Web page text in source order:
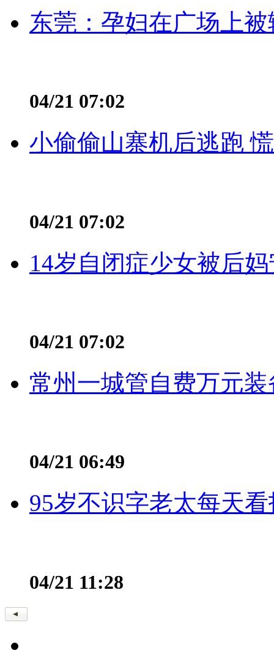
东莞：孕妇在广场上
04/21 07:02
小偷偷山寨机后逃跑
04/21 07:02
14岁自闭症少女被后
04/21 07:02
常州一城管自费万元
04/21 06:49
95岁不识字老太每天
04/21 11:28